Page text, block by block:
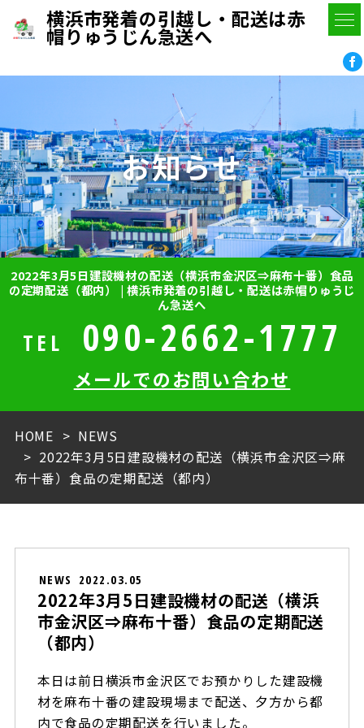
横浜市発着の引越し・配送は赤
帽りゅうじん急送へ
お知らせ
2022年3月5日建設機材の配送（横浜市金沢区⇒麻布十番）食品
の定期配送（都内） | 横浜市発着の引越し・配送は赤帽りゅうじ
ん急送へ
TEL 090-2662-1777
メールでのお問い合わせ
HOME
NEWS
2022年3月5日建設機材の配送（横浜市金沢区⇒麻
布十番）食品の定期配送（都内）
NEWS 2022.03.05
2022年3月5日建設機材の配送（横浜
市金沢区⇒麻布十番）食品の定期配送
（都内）
本日は前日横浜市金沢区でお預かりした建設機
材を麻布十番の建設現場まで配送、夕方から都
内で食品の定期配送を行いました。